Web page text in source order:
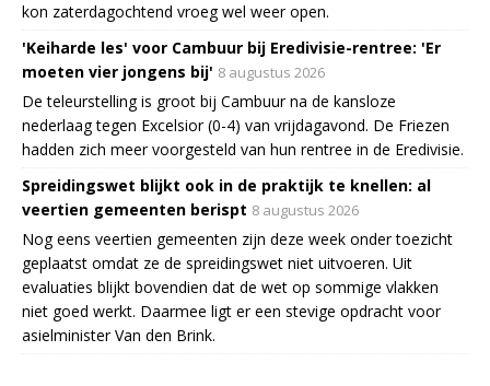
kon zaterdagochtend vroeg wel weer open.
'Keiharde les' voor Cambuur bij Eredivisie-rentree: 'Er
moeten vier jongens bij' 8 augustus 2026
De teleurstelling is groot bij Cambuur na de kansloze
nederlaag tegen Excelsior (0-4) van vrijdagavond. De Friezen
hadden zich meer voorgesteld van hun rentree in de Eredivisie.
Spreidingswet blijkt ook in de praktijk te knellen: al
veertien gemeenten berispt 8 augustus 2026
Nog eens veertien gemeenten zijn deze week onder toezicht
geplaatst omdat ze de spreidingswet niet uitvoeren. Uit
evaluaties blijkt bovendien dat de wet op sommige vlakken
niet goed werkt. Daarmee ligt er een stevige opdracht voor
asielminister Van den Brink.